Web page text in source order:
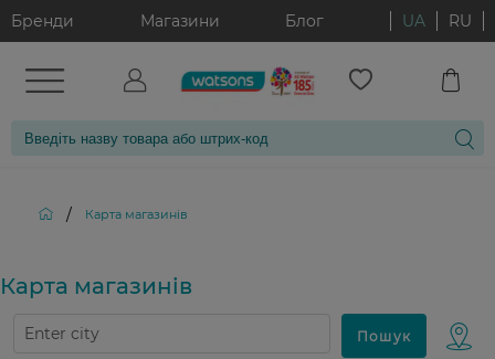
Бренди Магазини Блог UA RU
/ Карта магазинiв
Карта магазинiв